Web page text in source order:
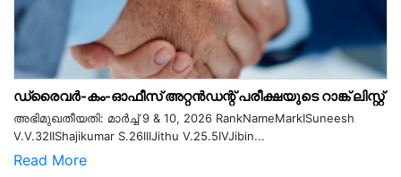
ഡ്രൈവർ-കം-ഓഫീസ് അറ്റൻഡന്റ് പരീക്ഷയുടെ റാങ്ക് ലിസ്റ്റ്
അഭിമുഖതീയതി: മാർച്ച് 9 & 10, 2026 RankNameMarkISuneesh
V.V.32IIShajikumar S.26IIIJithu V.25.5IVJibin...
Read More